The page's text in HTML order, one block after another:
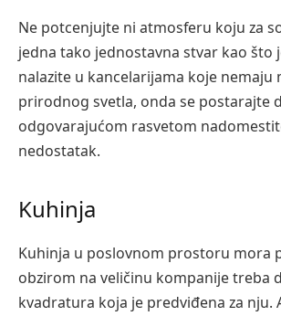
Ne potcenjujte ni atmosferu koju za
jedna tako jednostavna stvar kao što
nalazite u kancelarijama koje nemaju
prirodnog svetla, onda se postarajte
odgovarajućom rasvetom
nedostatak.
Kuhinja
Kuhinja u poslovnom prostoru mora
obzirom na veličinu kompanije treba
kvadratura koja je predviđena za nju.